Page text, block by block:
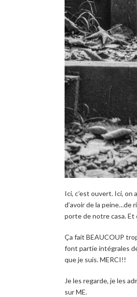
Ici, c’est ouvert. Ici, on
d’avoir de la peine…de
porte de notre casa. Et
Ça fait BEAUCOUP
font partie intégrales
que je suis. MERCI!!
Je les regarde, je les
sur ME.